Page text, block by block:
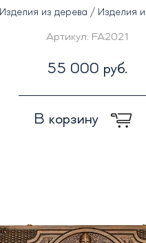
Изделия из дерева / Изделия
Артикул: FA2021
55 000 руб.
В корзину